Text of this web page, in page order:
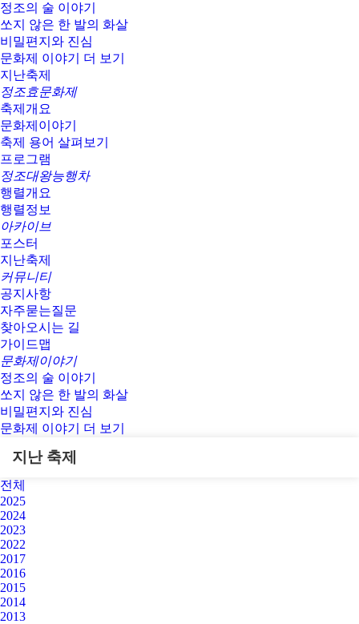
정조의 술 이야기
쏘지 않은 한 발의 화살
비밀편지와 진심
문화제 이야기 더 보기
지난축제
정조효문화제
축제개요
문화제이야기
축제 용어 살펴보기
프로그램
정조대왕능행차
행렬개요
행렬정보
아카이브
포스터
지난축제
커뮤니티
공지사항
자주묻는질문
찾아오시는 길
가이드맵
문화제이야기
정조의 술 이야기
쏘지 않은 한 발의 화살
비밀편지와 진심
문화제 이야기 더 보기
지난 축제
전체
2025
2024
2023
2022
2017
2016
2015
2014
2013